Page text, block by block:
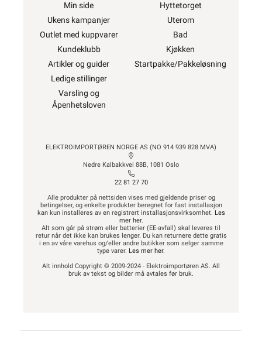
Min side
Ukens kampanjer
Outlet med kuppvarer
Kundeklubb
Artikler og guider
Ledige stillinger
Varsling og
Åpenhetsloven
Hyttetorget
Uterom
Bad
Kjøkken
Startpakke/Pakkeløsning
ELEKTROIMPORTØREN NORGE AS (NO 914 939 828 MVA)
Nedre Kalbakkvei 88B, 1081 Oslo
22 81 27 70
Alle produkter på nettsiden vises med gjeldende priser og
betingelser, og enkelte produkter beregnet for fast installasjon
kan kun installeres av en registrert installasjonsvirksomhet. Les
mer her.
Alt som går på strøm eller batterier (EE-avfall) skal leveres til
retur når det ikke kan brukes lenger. Du kan returnere dette gratis
i en av våre varehus og/eller andre butikker som selger samme
type varer. Les mer her.
Alt innhold Copyright © 2009-2024 - Elektroimportøren AS. All
bruk av tekst og bilder må avtales før bruk.